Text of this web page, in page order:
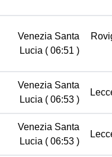
Venezia Santa
Lucia ( 06:51 )
Venezia Santa
Lucia ( 06:53 )
Venezia Santa
Lucia ( 06:53 )